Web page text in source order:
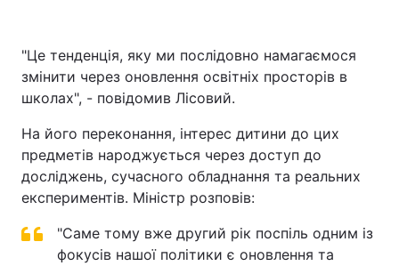
"Це тенденція, яку ми послідовно намагаємося
змінити через оновлення освітніх просторів в
школах", - повідомив Лісовий.
На його переконання, інтерес дитини до цих
предметів народжується через доступ до
досліджень, сучасного обладнання та реальних
експериментів. Міністр розповів:
"Саме тому вже другий рік поспіль одним із
фокусів нашої політики є оновлення та